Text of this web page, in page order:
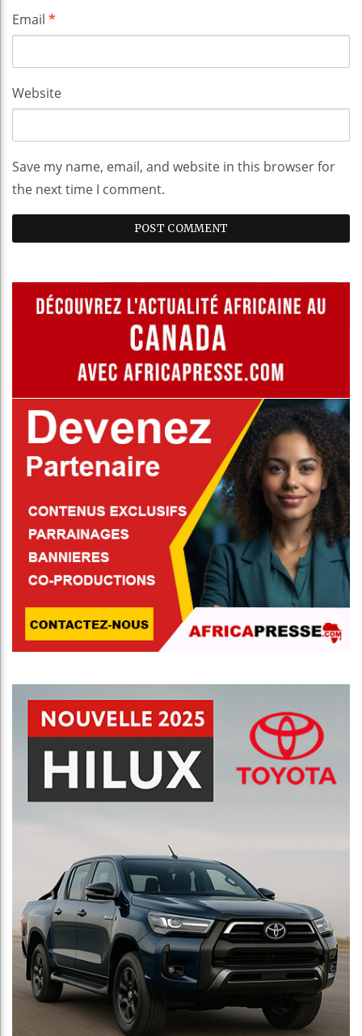
Email *
Website
Save my name, email, and website in this browser for
the next time I comment.